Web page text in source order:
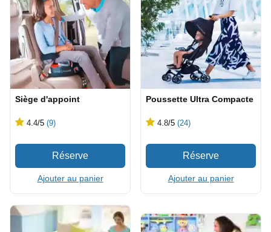
Siège d'appoint
4.4/5 (9)
Ajouter au panier
Poussette Ultra Compacte
4.8/5 (24)
Ajouter au panier